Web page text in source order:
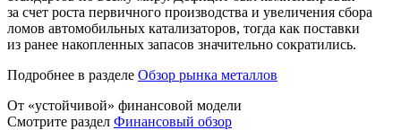
за счет роста первичного производства и увеличения сбора
ломов автомобильных катализаторов, тогда как поставки
из ранее накопленных запасов значительно сократились.
Подробнее в разделе Обзор рынка металлов
От «устойчивой» финансовой модели
Смотрите раздел Финансовый обзор